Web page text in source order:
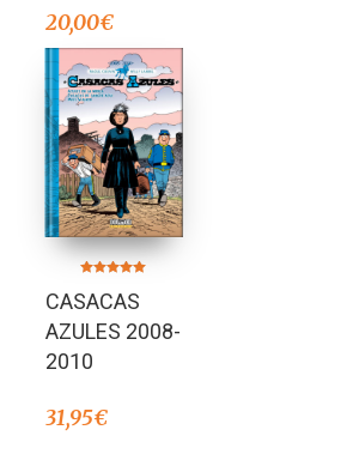
20,00€
5.00
de 5
CASACAS
AZULES 2008-
2010
31,95€